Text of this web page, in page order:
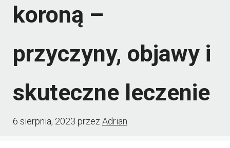
koroną –
przyczyny, objawy i
skuteczne leczenie
6 sierpnia, 2023 przez Adrian